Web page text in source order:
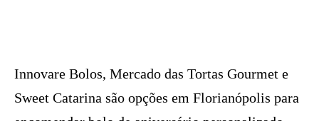
Innovare Bolos, Mercado das Tortas Gourmet e
Sweet Catarina são opções em Florianópolis para